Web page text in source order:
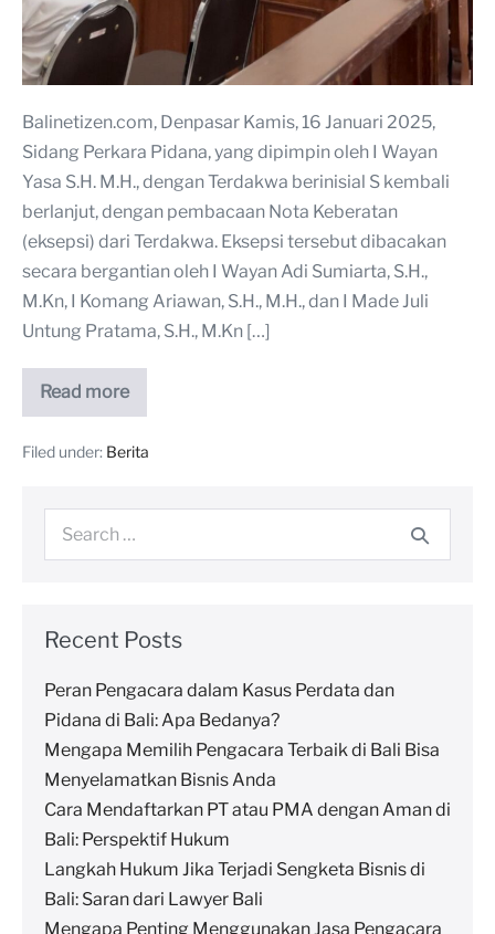
Balinetizen.com, Denpasar Kamis, 16 Januari 2025,
Sidang Perkara Pidana, yang dipimpin oleh I Wayan
Yasa S.H. M.H., dengan Terdakwa berinisial S kembali
berlanjut, dengan pembacaan Nota Keberatan
(eksepsi) dari Terdakwa. Eksepsi tersebut dibacakan
secara bergantian oleh I Wayan Adi Sumiarta, S.H.,
M.Kn, I Komang Ariawan, S.H., M.H., dan I Made Juli
Untung Pratama, S.H., M.Kn […]
Read more
Filed under: Berita
Recent Posts
Peran Pengacara dalam Kasus Perdata dan
Pidana di Bali: Apa Bedanya?
Mengapa Memilih Pengacara Terbaik di Bali Bisa
Menyelamatkan Bisnis Anda
Cara Mendaftarkan PT atau PMA dengan Aman di
Bali: Perspektif Hukum
Langkah Hukum Jika Terjadi Sengketa Bisnis di
Bali: Saran dari Lawyer Bali
Mengapa Penting Menggunakan Jasa Pengacara